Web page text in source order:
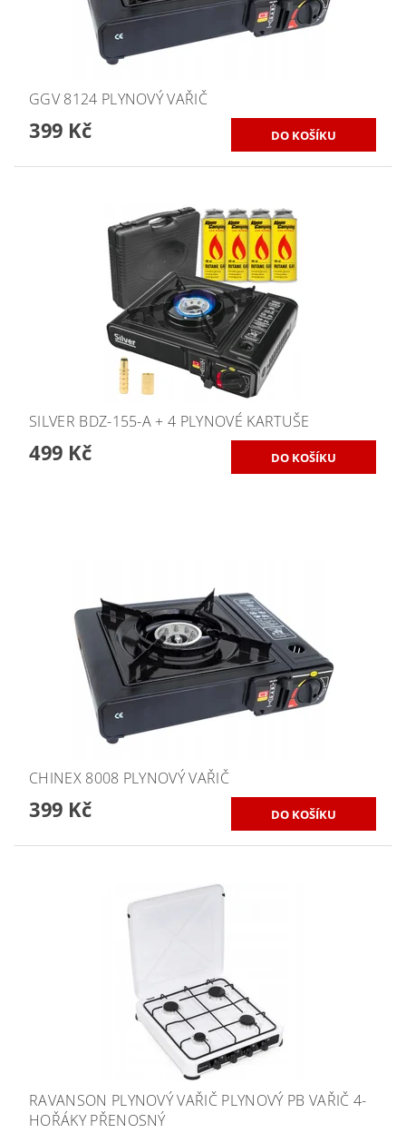
GGV 8124 PLYNOVÝ VAŘIČ
399 Kč
SILVER BDZ-155-A + 4 PLYNOVÉ KARTUŠE
499 Kč
CHINEX 8008 PLYNOVÝ VAŘIČ
399 Kč
RAVANSON PLYNOVÝ VAŘIČ PLYNOVÝ PB VAŘIČ 4-
HOŘÁKY PŘENOSNÝ